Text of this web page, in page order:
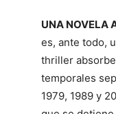
UNA NOVELA
es, ante todo,
thriller
temporales
1979, 1989 y